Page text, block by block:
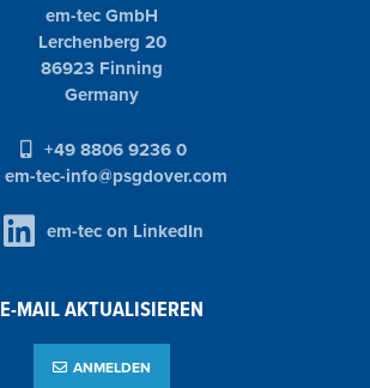
em-tec GmbH
Lerchenberg 20
86923 Finning
Germany
+49 8806 9236 0
em-tec-info@psgdover.com
em-tec on LinkedIn
E-MAIL AKTUALISIEREN
ANMELDEN